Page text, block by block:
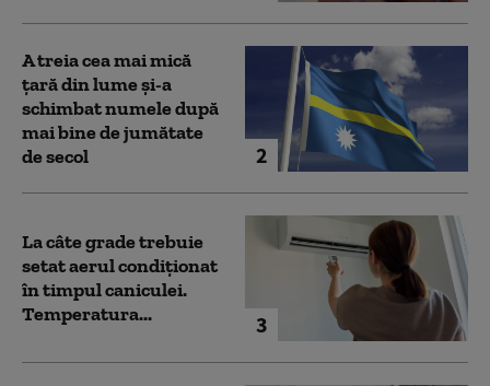
2
A treia cea mai mică
țară din lume și-a
schimbat numele după
mai bine de jumătate
de secol
3
La câte grade trebuie
setat aerul condiționat
în timpul caniculei.
Temperatura...